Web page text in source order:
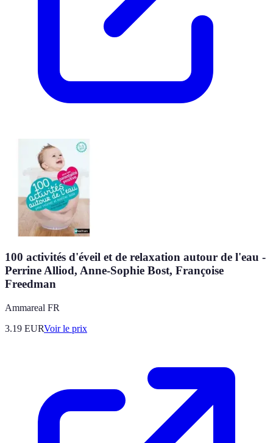
100 activités d'éveil et de relaxation autour de l'eau -
Perrine Alliod, Anne-Sophie Bost, Françoise
Freedman
Ammareal FR
3.19 EURVoir le prix